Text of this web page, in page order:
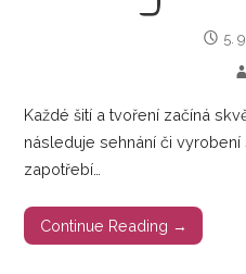
5.
Každé šití a tvoření začíná
následuje sehnání či
zapotřebí…
Continue Reading →